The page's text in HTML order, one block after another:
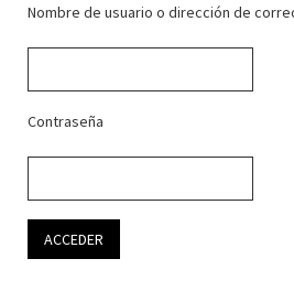
Nombre de usuario o dirección de
Contraseña